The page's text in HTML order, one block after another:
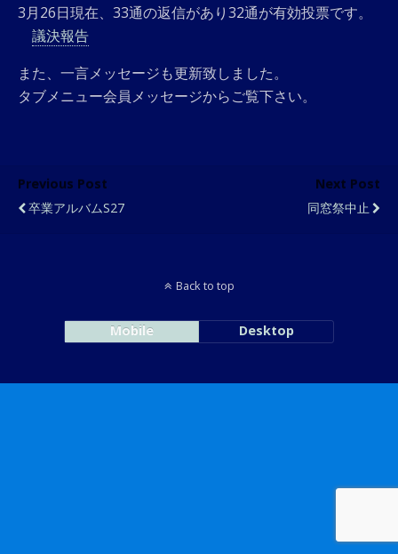
3月26日現在、33通の返信があり32通が有効投票です。
議決報告
また、一言メッセージも更新致しました。
タブメニュー会員メッセージからご覧下さい。
Previous Post
卒業アルバムS27
Next Post
同窓祭中止
Back to top
Mobile Desktop